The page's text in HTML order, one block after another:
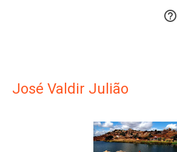

José Valdir Julião